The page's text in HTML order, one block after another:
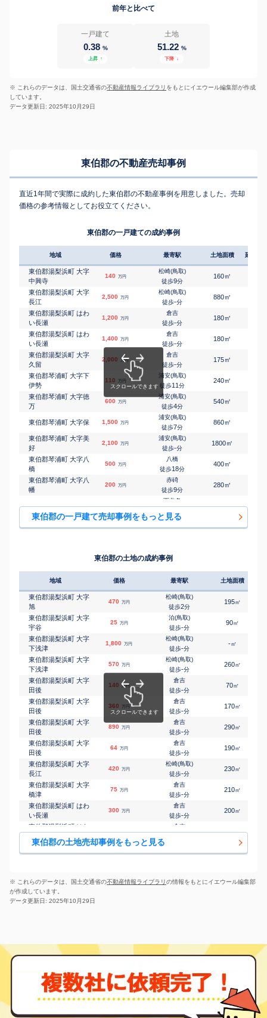
前年と比べて
一戸建て
0.38 %
上昇 ↑
土地
51.22 %
下降 ↓
※ これらのデータは、国土交通省の不動産情報ライブラリ をもとにイエウール編集部が作成
しています。
データ更新日: 2025年10月29日
東伯郡の不動産売却事例
直近1年間で実際に成約した東伯郡の不動産事例を用意しました。売却
価格の参考情報としてお役立てください。
東伯郡の一戸建ての成約事例
地域 価格 最寄駅 土地面積 延床面
東伯郡湯梨浜町 大字
中興寺
140 万円
松崎(鳥取)
徒歩9分
160㎡
東伯郡湯梨浜町 大字
長江
2,500 万円
松崎(鳥取)
徒歩-分
880㎡
東伯郡湯梨浜町 はわ
い長瀬
1,200 万円
倉吉
徒歩-分
180㎡
東伯郡湯梨浜町 はわ
い長瀬
1,400 万円
倉吉
徒歩-分
180㎡
東伯郡湯梨浜町 大字
久留
2,000 万円
倉吉
徒歩-分
175㎡
東伯郡琴浦町 大字下
伊勢
110 万円
浦安(鳥取)
徒歩11分
240㎡
東伯郡琴浦町 大字徳
万
600 万円
浦安(鳥取)
徒歩4分
540㎡
東伯郡琴浦町 大字保 1,500 万円
浦安(鳥取)
徒歩7分
860㎡
東伯郡琴浦町 大字美
好
2,100 万円
浦安(鳥取)
徒歩-分
1800㎡
東伯郡琴浦町 大字八
橋
500 万円
八橋
徒歩18分
400㎡
東伯郡琴浦町 大字八
幡
200 万円
赤碕
徒歩9分
280㎡
東伯郡北栄町 江北 270 万円
下北条
280㎡
東伯郡北栄町 江北 400 万円
下北条
-
270㎡ 100
由良
徒歩6分
東伯郡の一戸建て売却事例をもっと見る
東伯郡の土地の成約事例
地域 価格 最寄駅 土地面積
東伯郡湯梨浜町 大字
旭
470 万円
松崎(鳥取)
徒歩2分
195㎡
東伯郡湯梨浜町 大字
宇谷
25 万円
泊(鳥取)
徒歩-分
90㎡
東伯郡湯梨浜町 大字
下浅津
1,800 万円
松崎(鳥取)
徒歩-分
-㎡
東伯郡湯梨浜町 大字
下浅津
570 万円
松崎(鳥取)
徒歩-分
260㎡
東伯郡湯梨浜町 大字
田後
140 万円
倉吉
徒歩-分
70㎡
東伯郡湯梨浜町 大字
田後
360 万円
倉吉
徒歩-分
170㎡
東伯郡湯梨浜町 大字
田後
890 万円
倉吉
徒歩-分
290㎡
東伯郡湯梨浜町 大字
田後
64 万円
倉吉
徒歩-分
190㎡
東伯郡湯梨浜町 大字
長江
420 万円
松崎(鳥取)
徒歩-分
230㎡
東伯郡湯梨浜町 大字
橋津
75 万円
倉吉
徒歩-分
210㎡
東伯郡湯梨浜町 はわ
い長瀬
300 万円
倉吉
徒歩-分
200㎡
東伯郡湯梨浜町 はわ
400 万円
倉吉
340㎡
東伯郡湯梨浜町 はわ
い長瀬
46 万円
-
350㎡
い長瀬
徒歩-分
東伯郡湯梨浜町 大字
藤津
東伯郡琴浦町 大字赤
30 万円 80㎡
東伯郡琴浦町 大字浦
300 万円
浦安(鳥取)
徒歩16分
東伯郡琴浦町 大字逢
3,000 万円
浦安(鳥取)
14
-㎡
東伯郡琴浦町 大字徳 浦安(鳥取)
東伯郡の土地売却事例をもっと見る
※ これらのデータは、国土交通省の不動産情報ライブラリの情報をもとにイエウール編集部
が作成しています。
データ更新日: 2025年10月29日